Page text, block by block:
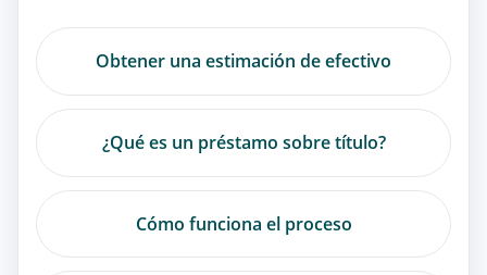
Obtener una estimación de efectivo
¿Qué es un préstamo sobre título?
Cómo funciona el proceso